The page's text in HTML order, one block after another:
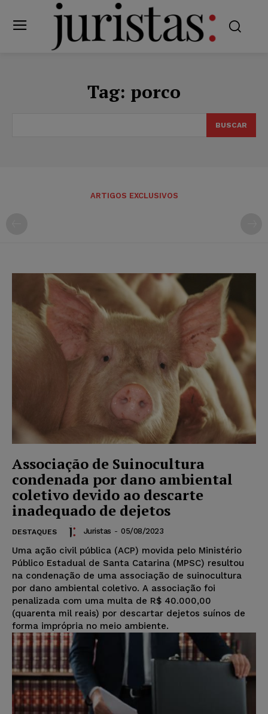
Tag: porco
BUSCAR
ARTIGOS EXCLUSIVOS
Associação de Suinocultura
condenada por dano ambiental
coletivo devido ao descarte
inadequado de dejetos
DESTAQUES Juristas - 05/08/2023
Uma ação civil pública (ACP) movida pelo Ministério
Público Estadual de Santa Catarina (MPSC) resultou
na condenação de uma associação de suinocultura
por dano ambiental coletivo. A associação foi
penalizada com uma multa de R$ 40.000,00
(quarenta mil reais) por descartar dejetos suínos de
forma imprópria no meio ambiente.